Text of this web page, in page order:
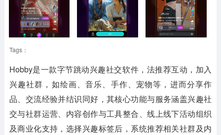
Tags：
Hobby是一款字节跳动兴趣社交软件，法推荐互动，加入
兴趣社群，如绘画、音乐、手作、宠物等，进而分享作
品、交流经验并结识同好，其核心功能与服务涵盖兴趣社
交与社群运营、内容创作与工具整合、线上线下活动组织
及商业化支持，选择兴趣标签后，系统推荐相关社群及内